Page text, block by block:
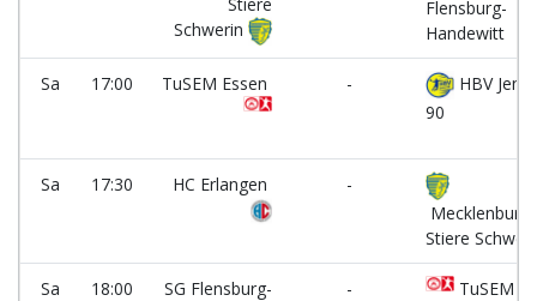
Schwerin
Flensburg-
Handewitt
Sa 17:00 TuSEM Essen -
HBV Jena
90
Sa 17:30 HC Erlangen
-
Stiere
Sa 18:00
SG Flensburg-
-
TuSEM